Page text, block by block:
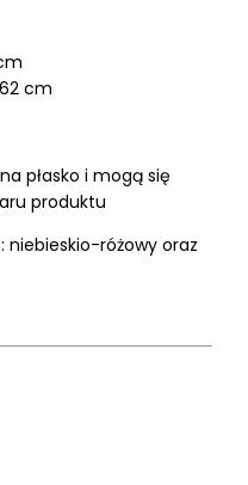
cm
płasko i mogą się
produktu
niebieskio-różowy oraz